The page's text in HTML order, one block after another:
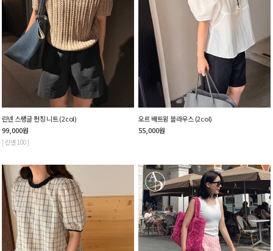
린넨 스팽글 펀칭 니트 (2col)
99,000원
[ 린넨 100 ]
오르 배트윙 블라우스 (2col)
55,000원